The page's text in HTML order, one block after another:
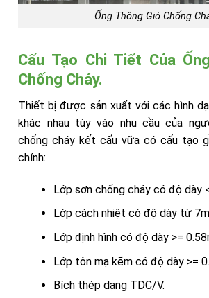
Ống Thông Gió Chống
Cấu Tạo Chi Tiết Của
Chống Cháy.
Thiết bị được sản xuất với các hình
khác nhau tùy vào nhu cầu của
chống cháy kết cấu vữa có cấu tạo
chính:
Lớp sơn chống cháy có độ dày
Lớp cách nhiệt có độ dày từ
Lớp định hình có độ dày >=
Lớp tôn mạ kẽm có độ dày >=
Bích thép dạng TDC/V.